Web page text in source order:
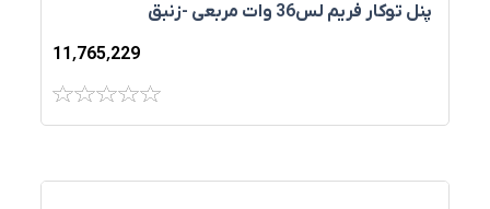
پنل توکار فريم لس36 وات مربعي -زنبق
11٬765٬229